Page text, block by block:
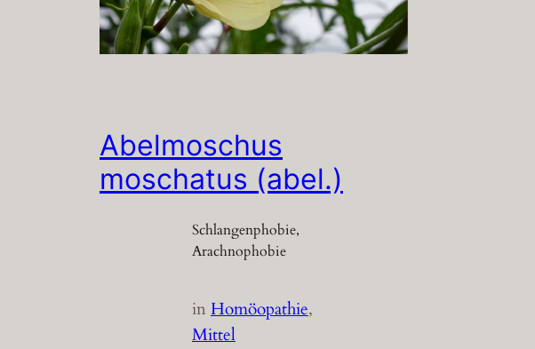
Abelmoschus
moschatus (abel.)
Schlangenphobie,
Arachnophobie
inHomöopathie
Mittel